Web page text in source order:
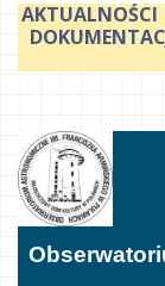
AKTUALNOŚCI